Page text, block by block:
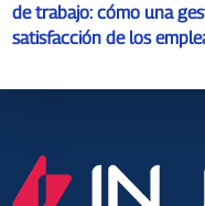
de trabajo: cómo una
satisfacción de los